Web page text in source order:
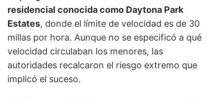
residencial conocida como Daytona Park
Estates, donde el límite de velocidad es de 30
millas por hora. Aunque no se especificó a qué
velocidad circulaban los menores, las
autoridades recalcaron el riesgo extremo que
implicó el suceso.